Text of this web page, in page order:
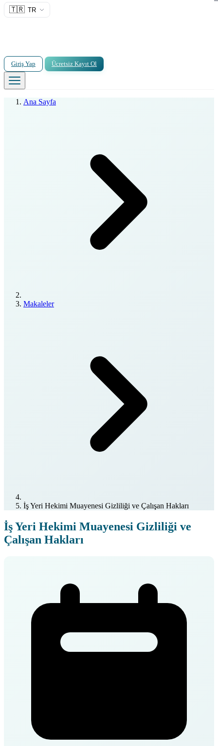
🇹🇷 TR
Giriş Yap Ücretsiz Kayıt Ol
Ana Sayfa
Makaleler
İş Yeri Hekimi Muayenesi Gizliliği ve Çalışan Hakları
İş Yeri Hekimi Muayenesi Gizliliği ve
Çalışan Hakları